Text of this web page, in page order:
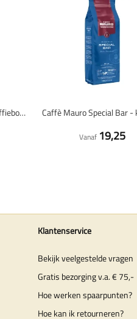
Lucaffé EspressoBar - koffiebonen - 1 kilo
Vanaf 19,25
Klantenservice
Bekijk veelgestelde vragen
Gratis bezorging v.a. € 75,-
Hoe werken spaarpunten?
Hoe kan ik retourneren?